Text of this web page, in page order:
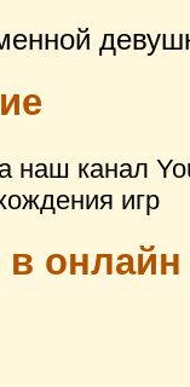
наш канал
игр
в